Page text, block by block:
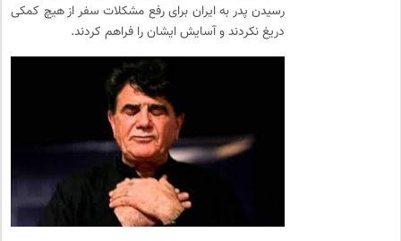
رسیدن پدر به ایران برای رفع مشکلات سفر از هیچ کمکی
دریغ نکردند و آسایش ایشان را فراهم کردند.